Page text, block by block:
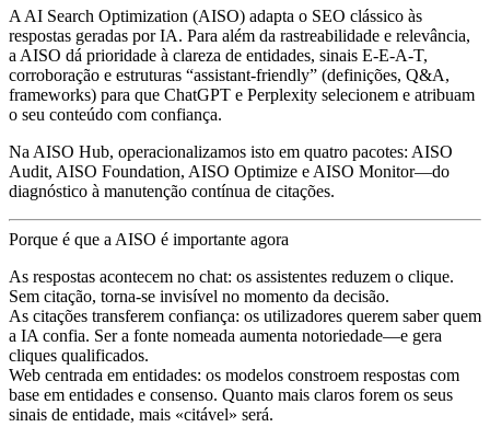
A AI Search Optimization (AISO) adapta o SEO clássico às
respostas geradas por IA. Para além da rastreabilidade e relevância,
a AISO dá prioridade à clareza de entidades, sinais E-E-A-T,
corroboração e estruturas “assistant-friendly” (definições, Q&A,
frameworks) para que ChatGPT e Perplexity selecionem e atribuam
o seu conteúdo com confiança.
Na AISO Hub, operacionalizamos isto em quatro pacotes: AISO
Audit, AISO Foundation, AISO Optimize e AISO Monitor—do
diagnóstico à manutenção contínua de citações.
Porque é que a AISO é importante agora
As respostas acontecem no chat: os assistentes reduzem o clique.
Sem citação, torna-se invisível no momento da decisão.
As citações transferem confiança: os utilizadores querem saber quem
a IA confia. Ser a fonte nomeada aumenta notoriedade—e gera
cliques qualificados.
Web centrada em entidades: os modelos constroem respostas com
base em entidades e consenso. Quanto mais claros forem os seus
sinais de entidade, mais «citável» será.